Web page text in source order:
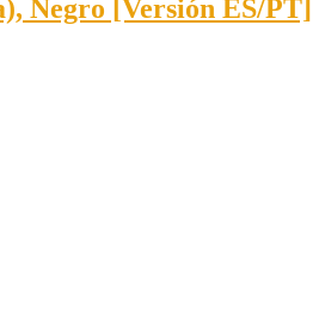
Negro [Versión ES/PT]